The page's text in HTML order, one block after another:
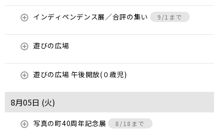
インディペンデンス展／合評の集い 9/1まで
遊びの広場
遊びの広場 午後開放(０歳児)
8月05日 (火)
写真の町40周年記念展 8/18まで